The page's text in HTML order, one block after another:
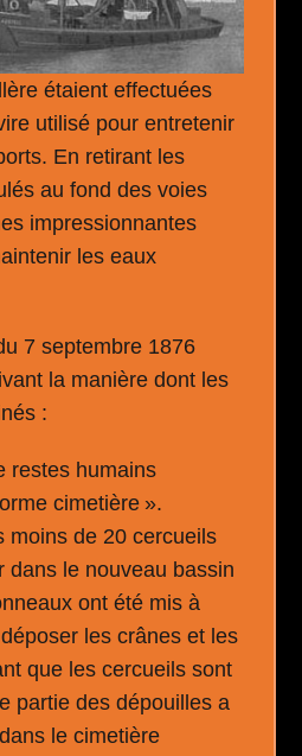
étaient effectuées
utilisé pour entretenir
En retirant les
au fond des voies
impressionnantes
les eaux
7 septembre 1876
la manière dont les
:
restes humains
cimetière ».
moins de 20 cercueils
dans le nouveau bassin
ont été mis à
les crânes et les
que les cercueils sont
partie des dépouilles a
le cimetière